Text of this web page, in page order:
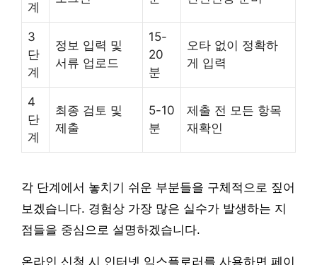
계
3
단
계
정보 입력 및
서류 업로드
15-
20
분
오타 없이 정확하
게 입력
4
단
계
최종 검토 및
제출
5-10
분
제출 전 모든 항목
재확인
각 단계에서 놓치기 쉬운 부분들을 구체적으로 짚어
보겠습니다. 경험상 가장 많은 실수가 발생하는 지
점들을 중심으로 설명하겠습니다.
온라인 신청 시 인터넷 익스플로러를 사용하면 페이